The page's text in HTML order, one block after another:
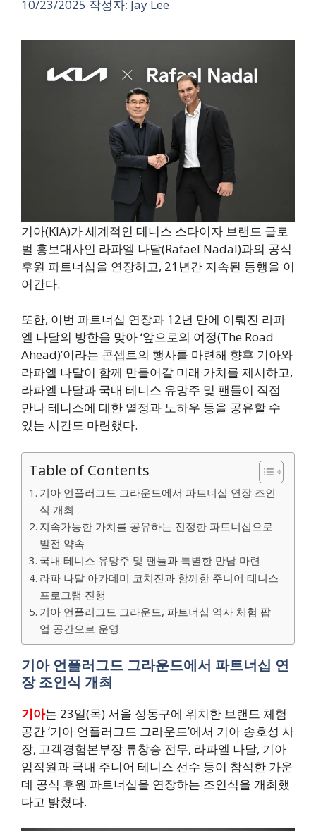
10/23/2025 작성자: Jay Lee
기아(KIA)가 세계적인 테니스 스타이자 브랜드 글로
벌 홍보대사인 라파엘 나달(Rafael Nadal)과의 공식
후원 파트너십을 연장하고, 21년간 지속된 동행을 이
어간다.
또한, 이번 파트너십 연장과 12년 만에 이뤄진 라파
엘 나달의 방한을 맞아 ‘앞으로의 여정(The Road
Ahead)’이라는 콘셉트의 행사를 마련해 향후 기아와
라파엘 나달이 함께 만들어갈 미래 가치를 제시하고,
라파엘 나달과 국내 테니스 유망주 및 팬들이 직접
만나 테니스에 대한 열정과 노하우 등을 공유할 수
있는 시간도 마련했다.
Table of Contents
기아 언플러그드 그라운드에서 파트너십 연장 조인
식 개최
지속가능한 가치를 공유하는 진정한 파트너십으로
발전 약속
국내 테니스 유망주 및 팬들과 특별한 만남 마련
라파 나달 아카데미 코치진과 함께한 주니어 테니스
프로그램 진행
기아 언플러그드 그라운드, 파트너십 역사 체험 팝
업 공간으로 운영
기아 언플러그드 그라운드에서 파트너십 연
장 조인식 개최
기아는 23일(목) 서울 성동구에 위치한 브랜드 체험
공간 ‘기아 언플러그드 그라운드’에서 기아 송호성 사
장, 고객경험본부장 류창승 전무, 라파엘 나달, 기아
임직원과 국내 주니어 테니스 선수 등이 참석한 가운
데 공식 후원 파트너십을 연장하는 조인식을 개최했
다고 밝혔다.